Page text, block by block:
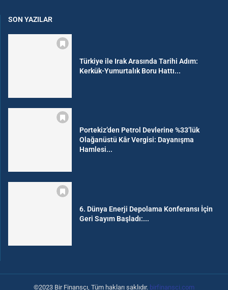
SON YAZILAR
Türkiye ile Irak Arasında Tarihi Adım:
Kerkük-Yumurtalık Boru Hattı...
Portekiz’den Petrol Devlerine %33’lük
Olağanüstü Kâr Vergisi: Dayanışma
Hamlesi...
6. Dünya Enerji Depolama Konferansı İçin
Geri Sayım Başladı:...
©2023 Bir Finansçı, Tüm hakları saklıdır. birfinansci.com